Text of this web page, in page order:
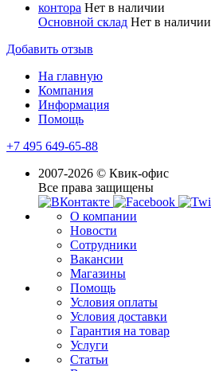
контора Нет в наличии
Основной склад Нет в наличии
Добавить отзыв
На главную
Компания
Информация
Помощь
+7 495 649-65-88
2007-2026 © Квик-офис
Все права защищены
О компании
Новости
Сотрудники
Вакансии
Магазины
Помощь
Условия оплаты
Условия доставки
Гарантия на товар
Услуги
Статьи